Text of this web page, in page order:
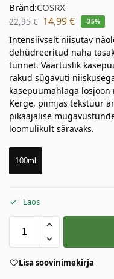
Bränd:COSRX
22,95€ 14,99€ -35%
Intensiivselt niisutav
dehüdreeritud naha
tunnet. Väärtuslik
rakud sügavuti
kasepuumahlaga
Kerge, piimjas tekstuur
pikaajalise
loomulikult säravaks.
100ml
Laos
Lisa soovinimekirja